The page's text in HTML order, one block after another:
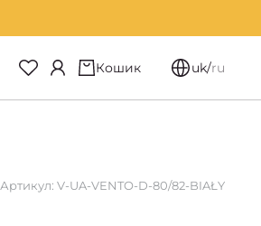
Кошик uk/ru
Артикул: V-UA-VENTO-D-80/82-BIAŁY